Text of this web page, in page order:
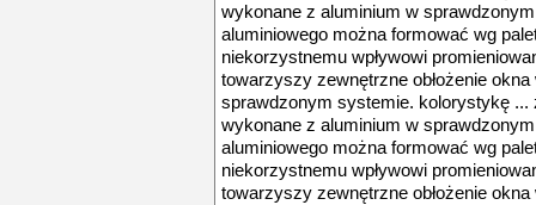
wykonane z aluminium w
aluminiowego można formować wg
niekorzystnemu wpływowi
towarzyszy zewnętrzne obłożenie
sprawdzonym systemie. kolorystykę ...
wykonane z aluminium w
aluminiowego można formować wg
niekorzystnemu wpływowi
towarzyszy zewnętrzne obłożenie